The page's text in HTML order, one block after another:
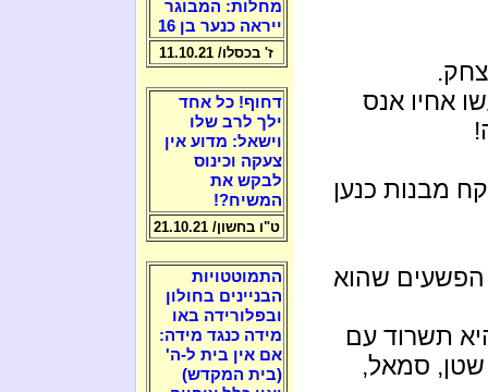
אחיו אנס
מבנות כנען
הפשעים שהוא
תשרוד עם
סמאל,
מחלות: המבוגר
ייראה כנער בן 16
ז' בכסלו/ 11.10.21
דחוף! כל אחד
ילך לרב שלו
וישאל: מדוע אין
צעקה וכינוס
לבקש את
המשיח?!
ט"ו בחשון/ 21.10.21
התמוטטויות
הבניינים בחולון
ובפלורידה באו
מידה כנגד מידה:
אם אין בית ל-ה'
(בית המקדש)